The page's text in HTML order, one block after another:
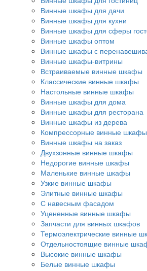
Винные шкафы для дачи
Винные шкафы для кухни
Винные шкафы для сферы
Винные шкафы оптом
Винные шкафы с
Винные шкафы-витрины
Встраиваемые винные шкафы
Классические винные шкафы
Настольные винные шкафы
Винные шкафы для дома
Винные шкафы для ресторана
Винные шкафы из дерева
Компрессорные винные шкафы
Винные шкафы на заказ
Двухзонные винные шкафы
Недорогие винные шкафы
Маленькие винные шкафы
Узкие винные шкафы
Элитные винные шкафы
С навесным фасадом
Уцененные винные шкафы
Запчасти для винных шкафов
Термоэлектрические винные
Отдельностоящие винные
Высокие винные шкафы
Белые винные шкафы